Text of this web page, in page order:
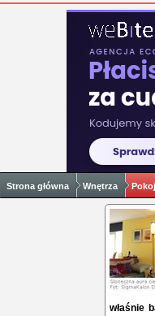
Strona główna Wnętrza
właśnie